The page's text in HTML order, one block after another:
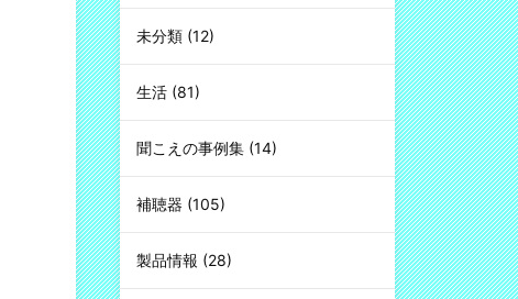
未分類 (12)
生活 (81)
聞こえの事例集 (14)
補聴器 (105)
製品情報 (28)